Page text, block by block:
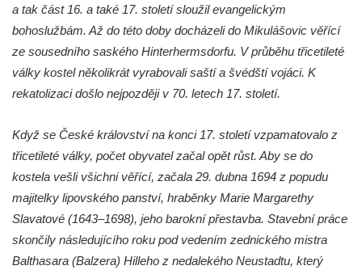
Vltavou
Kostel svatého Jiljí v Lužci nad Vltavou
u Vojkovic
Kaple svatého Bartoloměje v Bukolu
Hřbitovní kaple na hřbitově v Lužci nad
Vltavou
Márnice na hřbitově v Lužci nad Vltavou
a tak část 16. a také 17. století sloužil evangelickým
bohoslužbám. Až do této doby docházeli do Mikulášovic věřící
ze sousedního saského Hinterhermsdorfu. V průběhu třicetileté
války kostel několikrát vyrabovali saští a švédští vojáci. K
rekatolizaci došlo nejpozději v 70. letech 17. století.
Když se České království na konci 17. století vzpamatovalo z
třicetileté války, počet obyvatel začal opět růst. Aby se do
kostela vešli všichni věřící, začala 29. dubna 1694 z popudu
majitelky lipovského panství, hraběnky Marie Margarethy
Slavatové (1643–1698), jeho barokní přestavba. Stavební práce
skončily následujícího roku pod vedením zednického mistra
Balthasara (Balzera) Hilleho z nedalekého Neustadtu, který